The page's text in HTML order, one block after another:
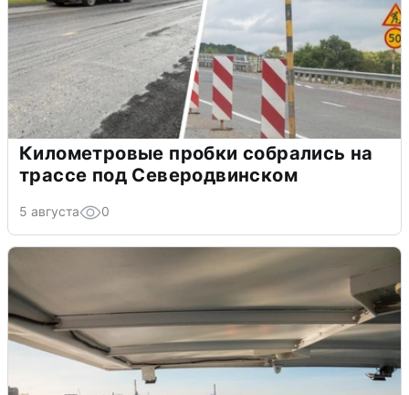
Километровые пробки собрались на
трассе под Северодвинском
5 августа 0